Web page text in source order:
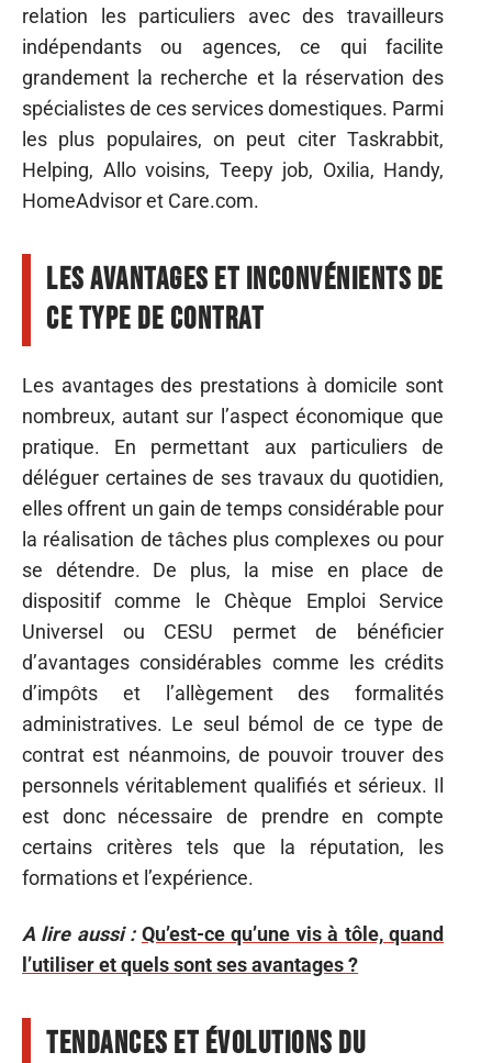
relation les particuliers avec des travailleurs
indépendants ou agences, ce qui facilite
grandement la recherche et la réservation des
spécialistes de ces services domestiques. Parmi
les plus populaires, on peut citer Taskrabbit,
Helping, Allo voisins, Teepy job, Oxilia, Handy,
HomeAdvisor et Care.com.
Les avantages et inconvénients de
ce type de contrat
Les avantages des prestations à domicile sont
nombreux, autant sur l’aspect économique que
pratique. En permettant aux particuliers de
déléguer certaines de ses travaux du quotidien,
elles offrent un gain de temps considérable pour
la réalisation de tâches plus complexes ou pour
se détendre. De plus, la mise en place de
dispositif comme le Chèque Emploi Service
Universel ou CESU permet de bénéficier
d’avantages considérables comme les crédits
d’impôts et l’allègement des formalités
administratives. Le seul bémol de ce type de
contrat est néanmoins, de pouvoir trouver des
personnels véritablement qualifiés et sérieux. Il
est donc nécessaire de prendre en compte
certains critères tels que la réputation, les
formations et l’expérience.
A lire aussi : Qu’est-ce qu’une vis à tôle, quand
l’utiliser et quels sont ses avantages ?
Tendances et évolutions du